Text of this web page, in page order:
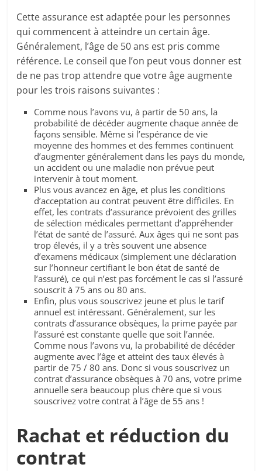
Cette assurance est adaptée pour les personnes
qui commencent à atteindre un certain âge.
Généralement, l’âge de 50 ans est pris comme
référence. Le conseil que l’on peut vous donner est
de ne pas trop attendre que votre âge augmente
pour les trois raisons suivantes :
Comme nous l’avons vu, à partir de 50 ans, la
probabilité de décéder augmente chaque année de
façons sensible. Même si l’espérance de vie
moyenne des hommes et des femmes continuent
d’augmenter généralement dans les pays du monde,
un accident ou une maladie non prévue peut
intervenir à tout moment.
Plus vous avancez en âge, et plus les conditions
d’acceptation au contrat peuvent être difficiles. En
effet, les contrats d’assurance prévoient des grilles
de sélection médicales permettant d’appréhender
l’état de santé de l’assuré. Aux âges qui ne sont pas
trop élevés, il y a très souvent une absence
d’examens médicaux (simplement une déclaration
sur l’honneur certifiant le bon état de santé de
l’assuré), ce qui n’est pas forcément le cas si l’assuré
souscrit à 75 ans ou 80 ans.
Enfin, plus vous souscrivez jeune et plus le tarif
annuel est intéressant. Généralement, sur les
contrats d’assurance obsèques, la prime payée par
l’assuré est constante quelle que soit l’année.
Comme nous l’avons vu, la probabilité de décéder
augmente avec l’âge et atteint des taux élevés à
partir de 75 / 80 ans. Donc si vous souscrivez un
contrat d’assurance obsèques à 70 ans, votre prime
annuelle sera beaucoup plus chère que si vous
souscrivez votre contrat à l’âge de 55 ans !
Rachat et réduction du
contrat